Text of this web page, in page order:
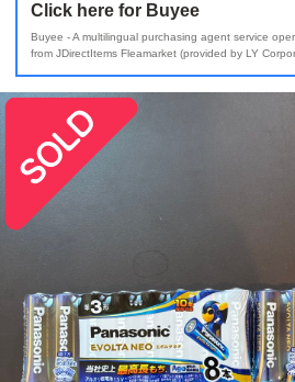
Click here for Buyee
Buyee - A multilingual purchasing agent service
from JDirectItems Fleamarket (provided by LY